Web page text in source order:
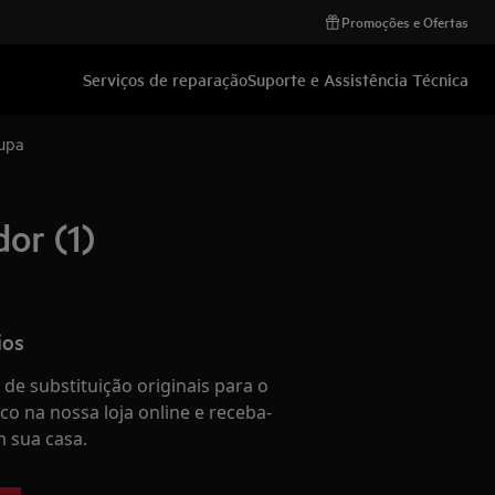
Promoções e Ofertas
Serviços de reparaçãoSuporte e Assistência Técnica
(1)
de substituição originais para o
na nossa loja online e receba-
sua casa.